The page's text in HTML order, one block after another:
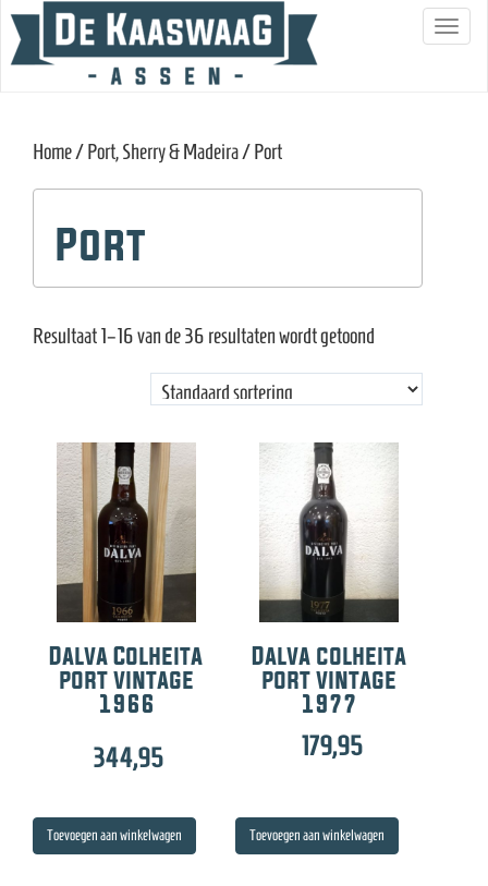
S
Home/Port, Sherry & Madeira/ Port
Port
Resultaat 1–16 van de 36 resultaten wordt getoond
Dalva Colheita
port vintage
1966
344,95
Toevoegen aan winkelwagen
Dalva colheita
port vintage
1977
179,95
Toevoegen aan winkelwagen